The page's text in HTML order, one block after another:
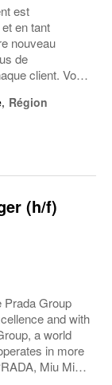
est
en tant
nouveau
de
client. Vous
attentive,
, Région
(h/f)
Prada Group
and with
a world
in more
Miu Miu,